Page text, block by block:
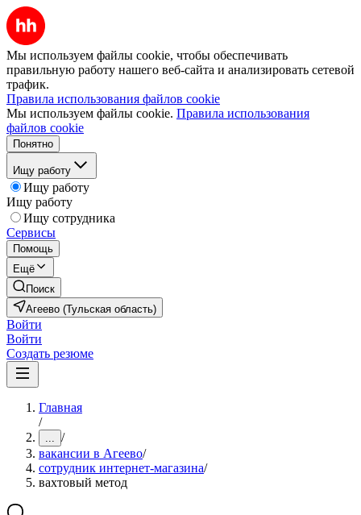
Мы используем файлы cookie, чтобы обеспечивать
правильную работу нашего веб-сайта и анализировать сетевой
трафик.
Правила использования файлов cookie
Мы используем файлы cookie. Правила использования
файлов cookie
Понятно
Ищу работу
Ищу работу
Ищу работу
Ищу сотрудника
Сервисы
Помощь
Ещё
Поиск
Агеево (Тульская область)
Войти
Войти
Создать резюме
Главная
/
... /
вакансии в Агеево/
сотрудник интернет-магазина/
вахтовый метод